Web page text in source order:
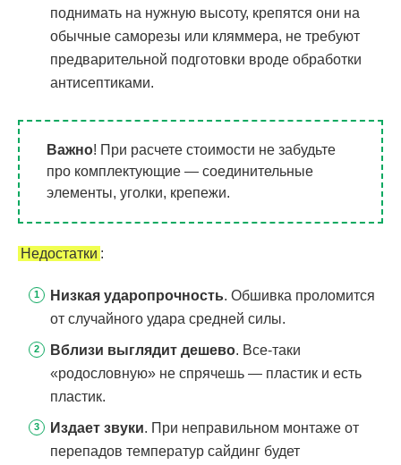
поднимать на нужную высоту, крепятся они на
обычные саморезы или кляммера, не требуют
предварительной подготовки вроде обработки
антисептиками.
Важно! При расчете стоимости не забудьте
про комплектующие — соединительные
элементы, уголки, крепежи.
Недостатки :
Низкая ударопрочность. Обшивка проломится
от случайного удара средней силы.
Вблизи выглядит дешево. Все-таки
«родословную» не спрячешь — пластик и есть
пластик.
Издает звуки. При неправильном монтаже от
перепадов температур сайдинг будет